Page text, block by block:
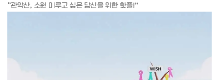
“관악산, 소원 이루고 싶은 당신을 위한 핫플!”